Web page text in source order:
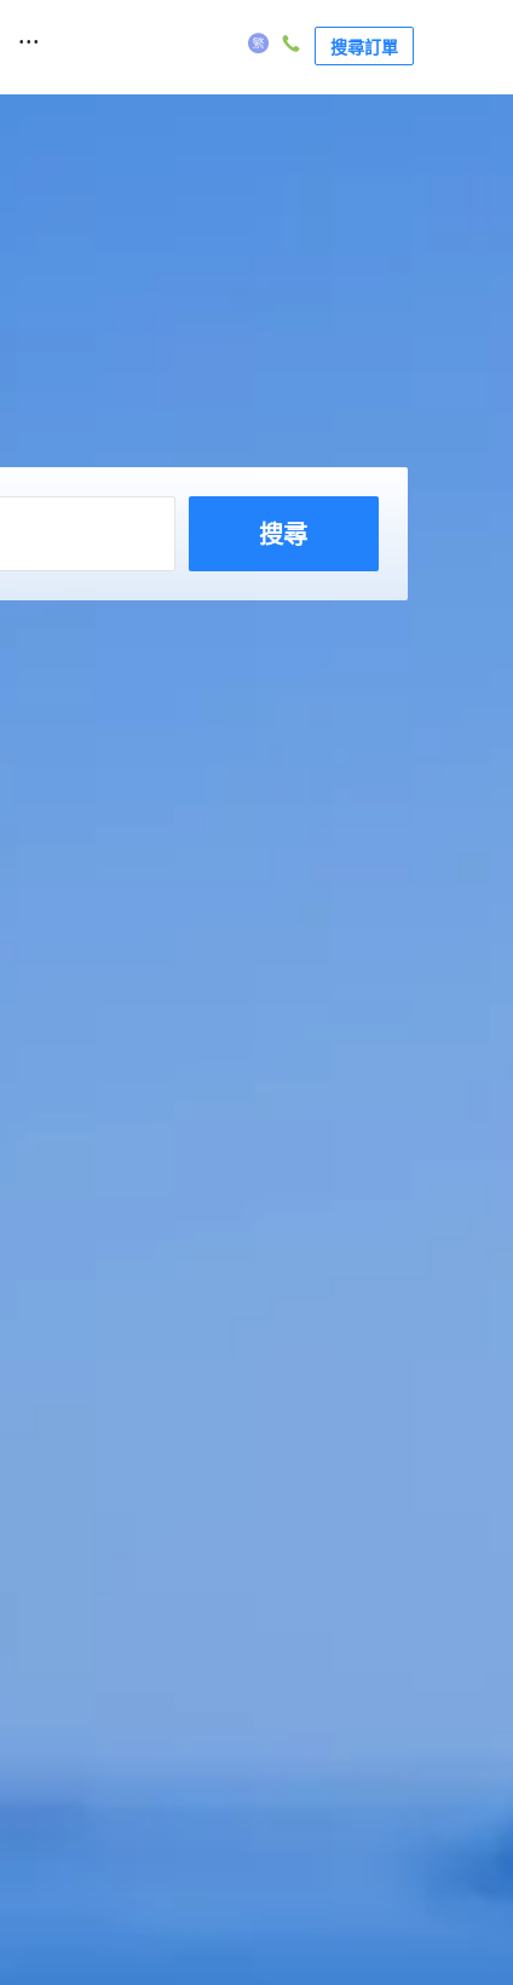
... 搜尋訂單
搜尋